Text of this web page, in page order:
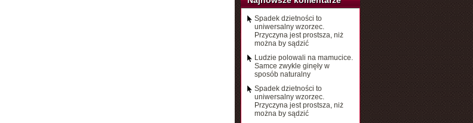
Spadek dzietności to
uniwersalny wzorzec.
Przyczyna jest prostsza, niż
można by sądzić
Ludzie polowali na mamucice.
Samce zwykle ginęły w
sposób naturalny
Spadek dzietności to
uniwersalny wzorzec.
Przyczyna jest prostsza, niż
można by sądzić